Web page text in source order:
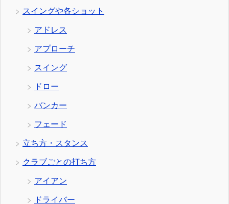
スイングや各ショット
アドレス
アプローチ
スイング
ドロー
バンカー
フェード
立ち方・スタンス
クラブごとの打ち方
アイアン
ドライバー